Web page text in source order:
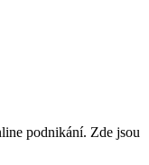
podnikání. Zde jsou